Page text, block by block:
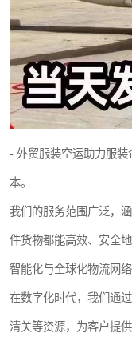
- 外贸服装空运助力服
本。
我们的服务范围广泛，
件货物都能高效、安全地
智能化与全球化物流网络
在数字化时代，我们通
清关等资源，为客户提